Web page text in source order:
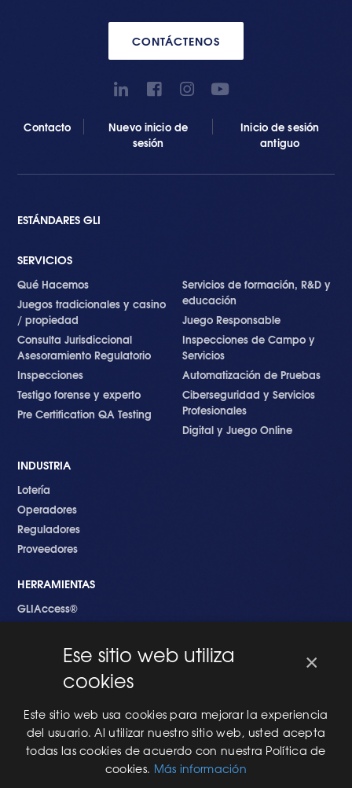
CONTÁCTENOS
Contacto
Nuevo inicio de
sesión
Inicio de sesión
antiguo
ESTÁNDARES GLI
SERVICIOS
Qué Hacemos
Juegos tradicionales y casino
/ propiedad
Consulta Jurisdiccional
Asesoramiento Regulatorio
Inspecciones
Testigo forense y experto
Pre Certification QA Testing
Servicios de formación, R&D y
educación
Juego Responsable
Inspecciones de Campo y
Servicios
Automatización de Pruebas
Ciberseguridad y Servicios
Profesionales
Digital y Juego Online
INDUSTRIA
Lotería
Operadores
Reguladores
Proveedores
HERRAMIENTAS
GLIAccess®
EMPEZANDO
Nuevo en GLI
Nuevo Software
Una Nueva Máquina
Modificaciones al Software
Modificaciones al Hardware
×
Ese sitio web utiliza
cookies
Este sitio web usa cookies para mejorar la experiencia
del usuario. Al utilizar nuestro sitio web, usted acepta
todas las cookies de acuerdo con nuestra Política de
cookies. Más información